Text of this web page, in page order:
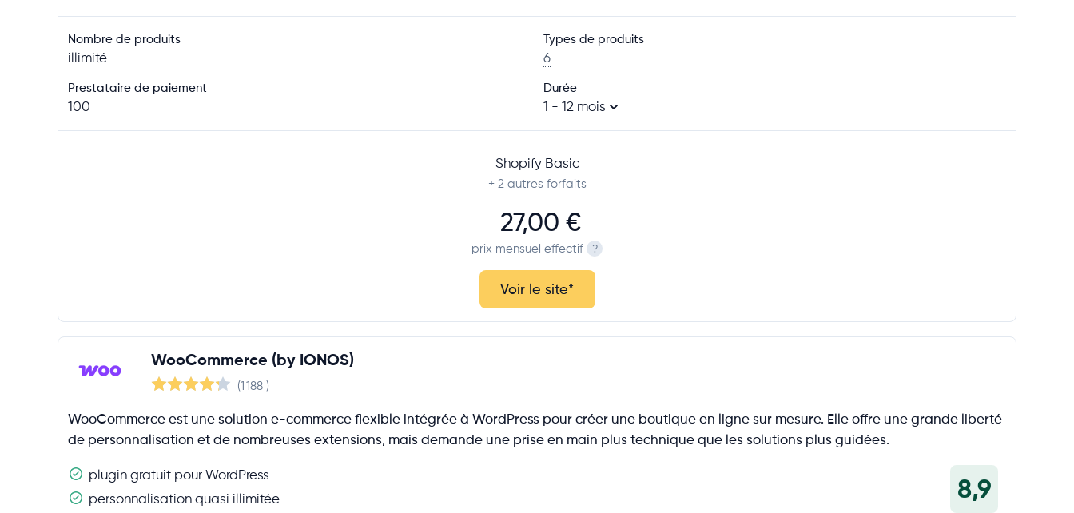
Cartes cadeaux
Produits personnalisables
Abonnements de produits
Packs de produits
Fonctions
Internationalisation
Nombre de produits
illimité
Types de produits
6
Prestataire de paiement
100
Durée
1 - 12 mois
Shopify Basic
+ 2 autres forfaits
27,00 €
prix mensuel effectif ?
Voir le site*
WooCommerce (by IONOS)
(1 188 )
WooCommerce est une solution e-commerce flexible intégrée à WordPress pour créer une boutique en ligne sur mesure. Elle offre une grande liberté
de personnalisation et de nombreuses extensions, mais demande une prise en main plus technique que les solutions plus guidées.
plugin gratuit pour WordPress
personnalisation quasi illimitée
8,9